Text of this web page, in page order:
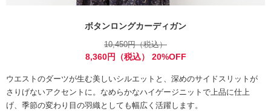
ボタンロングカーディガン
10,450円（税込）
8,360円（税込） 20%OFF
ウエストのダーツが生む美しいシルエットと、深めのサイドスリットが
さりげないアクセントに。なめらかなハイゲージニットで上品に仕上
げ、季節の変わり目の羽織としても幅広く活躍します。